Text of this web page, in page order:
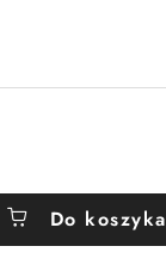
Do koszyka